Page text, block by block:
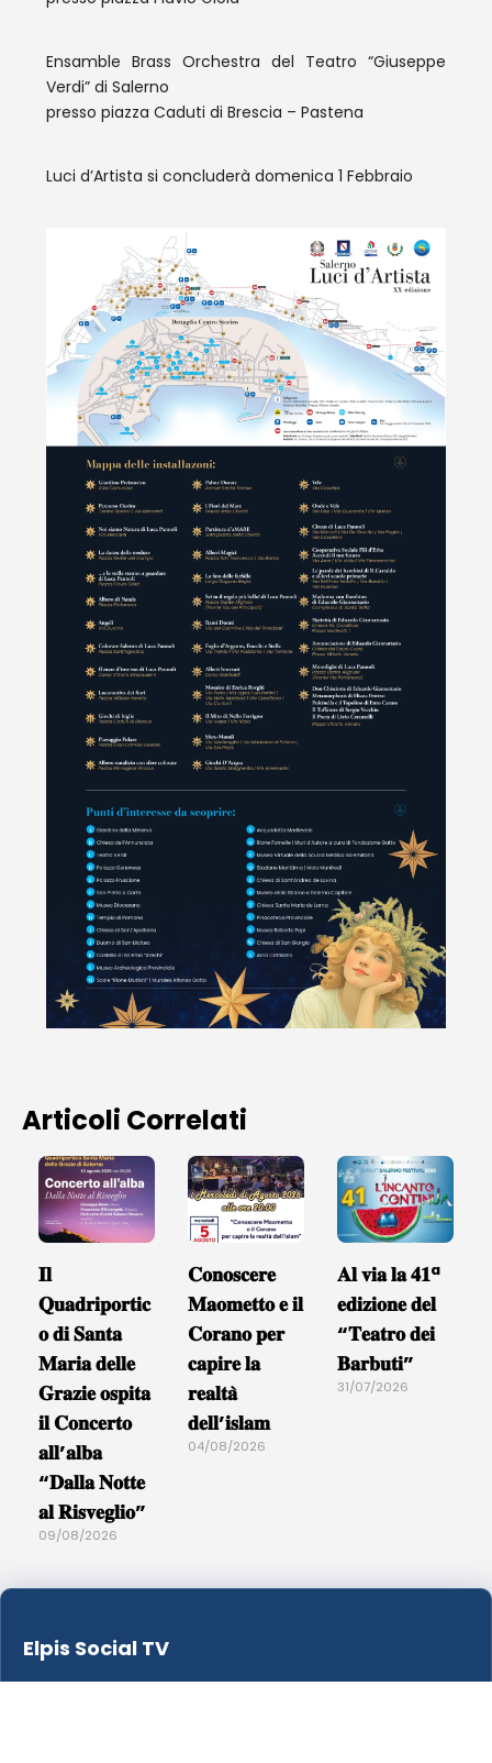
Ensamble Brass Orchestra del Teatro “Giuseppe
Verdi” di Salerno
presso piazza Caduti di Brescia – Pastena
Luci d’Artista si concluderà domenica 1 Febbraio
Articoli Correlati
𝐈𝐥
𝐐𝐮𝐚𝐝𝐫𝐢𝐩𝐨𝐫𝐭𝐢𝐜
𝐨 𝐝𝐢 𝐒𝐚𝐧𝐭𝐚
𝐌𝐚𝐫𝐢𝐚 𝐝𝐞𝐥𝐥𝐞
𝐆𝐫𝐚𝐳𝐢𝐞 𝐨𝐬𝐩𝐢𝐭𝐚
𝐢𝐥 𝐂𝐨𝐧𝐜𝐞𝐫𝐭𝐨
𝐚𝐥𝐥’𝐚𝐥𝐛𝐚
“𝐃𝐚𝐥𝐥𝐚 𝐍𝐨𝐭𝐭𝐞
𝐚𝐥 𝐑𝐢𝐬𝐯𝐞𝐠𝐥𝐢𝐨”
09/08/2026
𝐂𝐨𝐧𝐨𝐬𝐜𝐞𝐫𝐞
𝐌𝐚𝐨𝐦𝐞𝐭𝐭𝐨 𝐞 𝐢𝐥
𝐂𝐨𝐫𝐚𝐧𝐨 𝐩𝐞𝐫
𝐜𝐚𝐩𝐢𝐫𝐞 𝐥𝐚
𝐫𝐞𝐚𝐥𝐭𝐚̀
𝐝𝐞𝐥𝐥’𝐢𝐬𝐥𝐚𝐦
04/08/2026
𝐀𝐥 𝐯𝐢𝐚 𝐥𝐚 𝟒𝟏ª
𝐞𝐝𝐢𝐳𝐢𝐨𝐧𝐞 𝐝𝐞𝐥
“𝐓𝐞𝐚𝐭𝐫𝐨 𝐝𝐞𝐢
𝐁𝐚𝐫𝐛𝐮𝐭𝐢”
31/07/2026
Elpis Social TV